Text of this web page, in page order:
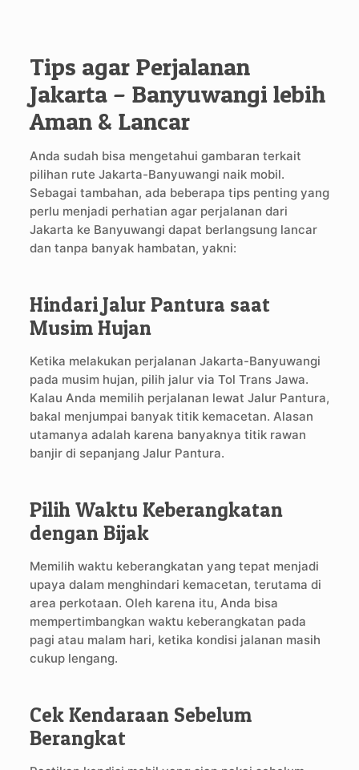
Tips agar Perjalanan
Jakarta – Banyuwangi lebih
Aman & Lancar
Anda sudah bisa mengetahui gambaran terkait
pilihan rute Jakarta-Banyuwangi naik mobil.
Sebagai tambahan, ada beberapa tips penting yang
perlu menjadi perhatian agar perjalanan dari
Jakarta ke Banyuwangi dapat berlangsung lancar
dan tanpa banyak hambatan, yakni:
Hindari Jalur Pantura saat
Musim Hujan
Ketika melakukan perjalanan Jakarta-Banyuwangi
pada musim hujan, pilih jalur via Tol Trans Jawa.
Kalau Anda memilih perjalanan lewat Jalur Pantura,
bakal menjumpai banyak titik kemacetan. Alasan
utamanya adalah karena banyaknya titik rawan
banjir di sepanjang Jalur Pantura.
Pilih Waktu Keberangkatan
dengan Bijak
Memilih waktu keberangkatan yang tepat menjadi
upaya dalam menghindari kemacetan, terutama di
area perkotaan. Oleh karena itu, Anda bisa
mempertimbangkan waktu keberangkatan pada
pagi atau malam hari, ketika kondisi jalanan masih
cukup lengang.
Cek Kendaraan Sebelum
Berangkat